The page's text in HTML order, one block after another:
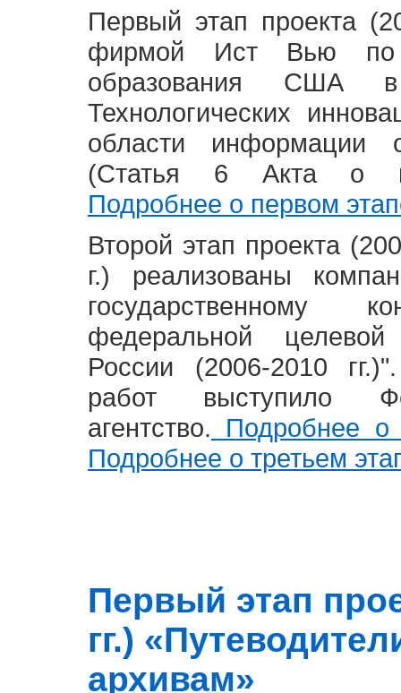
Первый этап проекта
фирмой Ист Вью по
образования США
Технологических
области информации
(Статья 6 Акта о
Подробнее о первом
Второй этап проекта
г.) реализованы
государственному
федеральной
России (2006-2010
работ выступило
агентство. Подробнее о
Подробнее о третьем
Первый этап
гг.)
архивам»